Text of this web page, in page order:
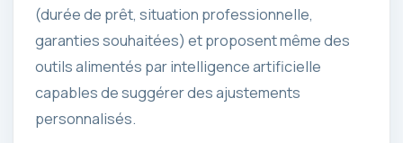
(durée de prêt, situation professionnelle,
garanties souhaitées) et proposent même des
outils alimentés par intelligence artificielle
capables de suggérer des ajustements
personnalisés.